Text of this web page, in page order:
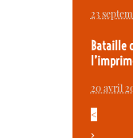
23
Bataille
20 avril
<
>